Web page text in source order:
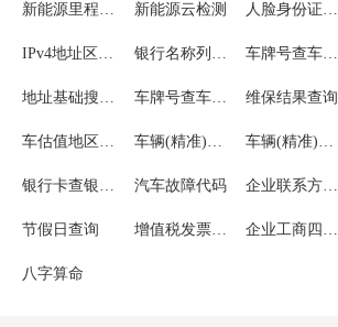
新能源里程查询 新能源云检测 人脸身份证比对
IPv4地址区县级 银行名称列表及缩写 车牌号查车辆信息结果调用
地址基础搜索服务 车牌号查车辆信息 维保结果查询
车估值地区列表 车辆(精准)估值车型列表 车辆(精准)估值车系列表
银行卡查银行分行联行号 汽车故障代码 企业联系方式查询
节假日查询 增值税发票文字识别OCR 企业工商四要素验证
八字算命